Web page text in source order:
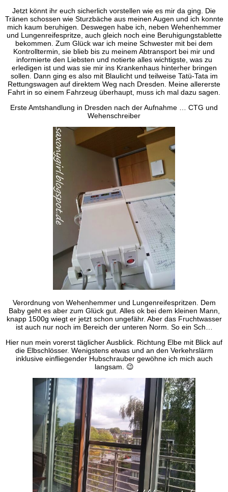
Jetzt könnt ihr euch sicherlich vorstellen wie es mir da ging. Die
Tränen schossen wie Sturzbäche aus meinen Augen und ich konnte
mich kaum beruhigen. Deswegen habe ich, neben Wehenhemmer
und Lungenreifespritze, auch gleich noch eine Beruhigungstablette
bekommen. Zum Glück war ich meine Schwester mit bei dem
Kontrolltermin, sie blieb bis zu meinem Abtransport bei mir und
informierte den Liebsten und notierte alles wichtigste, was zu
erledigen ist und was sie mir ins Krankenhaus hinterher bringen
sollen. Dann ging es also mit Blaulicht und teilweise Tatü-Tata im
Rettungswagen auf direktem Weg nach Dresden. Meine allererste
Fahrt in so einem Fahrzeug überhaupt, muss ich mal dazu sagen.
Erste Amtshandlung in Dresden nach der Aufnahme … CTG und
Wehenschreiber
Verordnung von Wehenhemmer und Lungenreifespritzen. Dem
Baby geht es aber zum Glück gut. Alles ok bei dem kleinen Mann,
knapp 1500g wiegt er jetzt schon ungefähr. Aber das Fruchtwasser
ist auch nur noch im Bereich der unteren Norm. So ein Sch…
Hier nun mein vorerst täglicher Ausblick. Richtung Elbe mit Blick auf
die Elbschlösser. Wenigstens etwas und an den Verkehrslärm
inklusive einfliegender Hubschrauber gewöhne ich mich auch
langsam. 😉